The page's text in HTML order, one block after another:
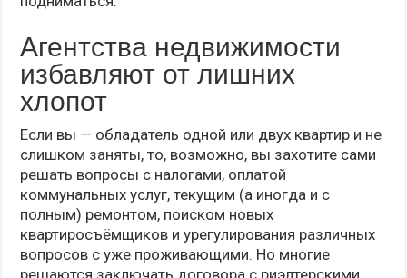
Агентства недвижимости
избавляют от лишних
хлопот
Если вы — обладатель одной или двух квартир и не
слишком заняты, то, возможно, вы захотите сами
решать вопросы с налогами, оплатой
коммунальных услуг, текущим (а иногда и с
полным) ремонтом, поиском новых
квартиросъёмщиков и урегулирования различных
вопросов с уже проживающими. Но многие